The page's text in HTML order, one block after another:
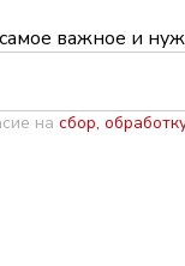
важное и
на сбор,